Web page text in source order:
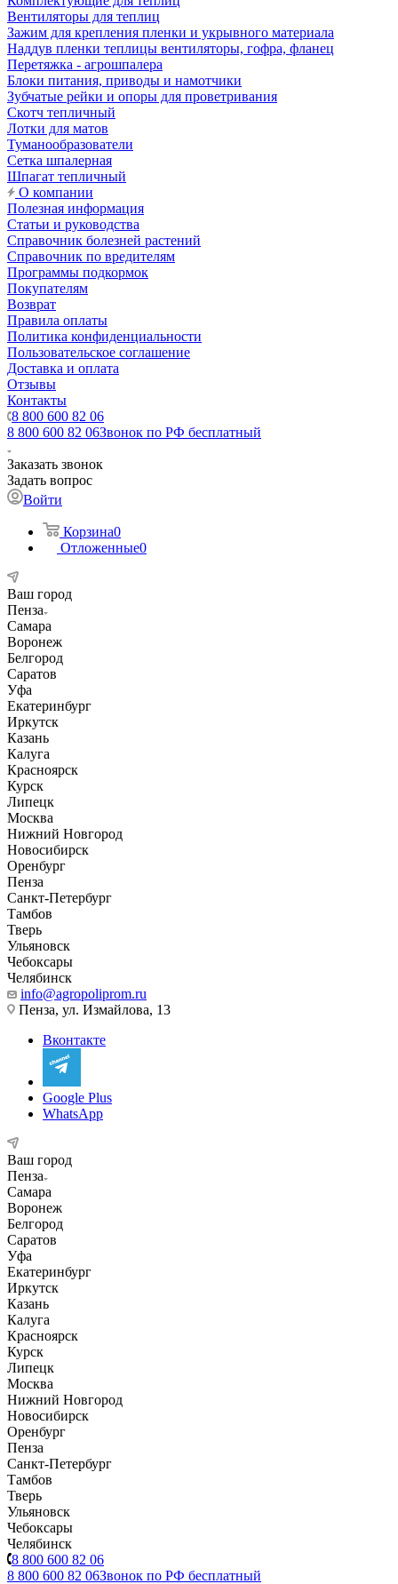
Вентиляторы для теплиц
Зажим для крепления пленки и укрывного материала
Наддув пленки теплицы вентиляторы, гофра, фланец
Перетяжка - агрошпалера
Блоки питания, приводы и намотчики
Зубчатые рейки и опоры для проветривания
Скотч тепличный
Лотки для матов
Туманообразователи
Сетка шпалерная
Шпагат тепличный
О компании
Полезная информация
Статьи и руководства
Справочник болезней растений
Справочник по вредителям
Программы подкормок
Покупателям
Возврат
Правила оплаты
Политика конфиденциальности
Пользовательское соглашение
Доставка и оплата
Отзывы
Контакты
8 800 600 82 06
8 800 600 82 06Звонок по РФ бесплатный
Заказать звонок
Задать вопрос
Войти
Корзина0
Отложенные0
Ваш город
Пенза
Самара
Воронеж
Белгород
Саратов
Уфа
Екатеринбург
Иркутск
Казань
Калуга
Красноярск
Курск
Липецк
Москва
Нижний Новгород
Новосибирск
Оренбург
Пенза
Санкт-Петербург
Тамбов
Тверь
Ульяновск
Чебоксары
Челябинск
info@agropoliprom.ru
Пенза, ул. Измайлова, 13
Вконтакте
Google Plus
WhatsApp
Ваш город
Пенза
Самара
Воронеж
Белгород
Саратов
Уфа
Екатеринбург
Иркутск
Казань
Калуга
Красноярск
Курск
Липецк
Москва
Нижний Новгород
Новосибирск
Оренбург
Пенза
Санкт-Петербург
Тамбов
Тверь
Ульяновск
Чебоксары
Челябинск
8 800 600 82 06
8 800 600 82 06Звонок по РФ бесплатный